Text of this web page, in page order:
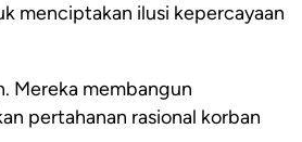
menciptakan ilusi kepercayaan
Mereka membangun
pertahanan rasional korban